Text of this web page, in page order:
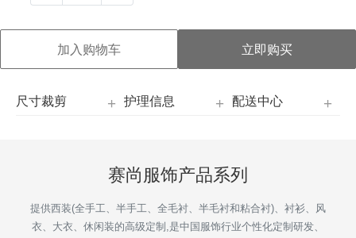
职业装
联系我们
加入购物车 立即购买
尺寸裁剪 护理信息 配送中心
赛尚服饰产品系列
提供西装(全手工、半手工、全毛衬、半毛衬和粘合衬)、衬衫、风
衣、大衣、休闲装的高级定制,是中国服饰行业个性化定制研发、